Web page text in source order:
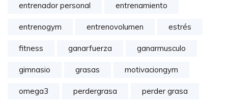
entrenador personal entrenamiento
entrenogym entrenovolumen estrés
fitness ganarfuerza ganarmusculo
gimnasio grasas motivaciongym
omega3 perdergrasa perder grasa